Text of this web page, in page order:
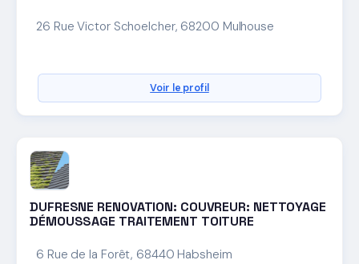
26 Rue Victor Schoelcher, 68200 Mulhouse
Voir le profil
DUFRESNE RENOVATION: COUVREUR: NETTOYAGE
DÉMOUSSAGE TRAITEMENT TOITURE
6 Rue de la Forêt, 68440 Habsheim